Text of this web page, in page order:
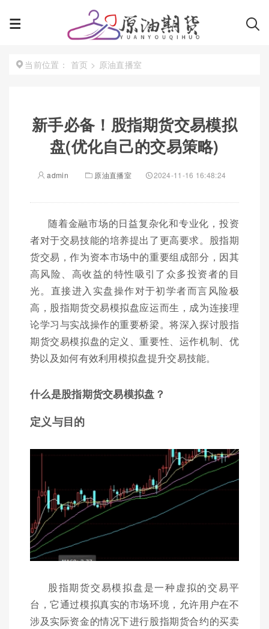
当前位置： 首页 > 原油直播室
新手必备！股指期货交易模拟
盘(优化自己的交易策略)
admin 原油直播室 2024-11-16 16:48:24
随着金融市场的日益复杂化和专业化，投资
者对于交易技能的培养提出了更高要求。股指期
货交易，作为资本市场中的重要组成部分，因其
高风险、高收益的特性吸引了众多投资者的目
光。直接进入实盘操作对于初学者而言风险极
高，股指期货交易模拟盘应运而生，成为连接理
论学习与实战操作的重要桥梁。将深入探讨股指
期货交易模拟盘的定义、重要性、运作机制、优
势以及如何有效利用模拟盘提升交易技能。
什么是股指期货交易模拟盘？
定义与目的
股指期货交易模拟盘是一种虚拟的交易平
台，它通过模拟真实的市场环境，允许用户在不
涉及实际资金的情况下进行股指期货合约的买卖